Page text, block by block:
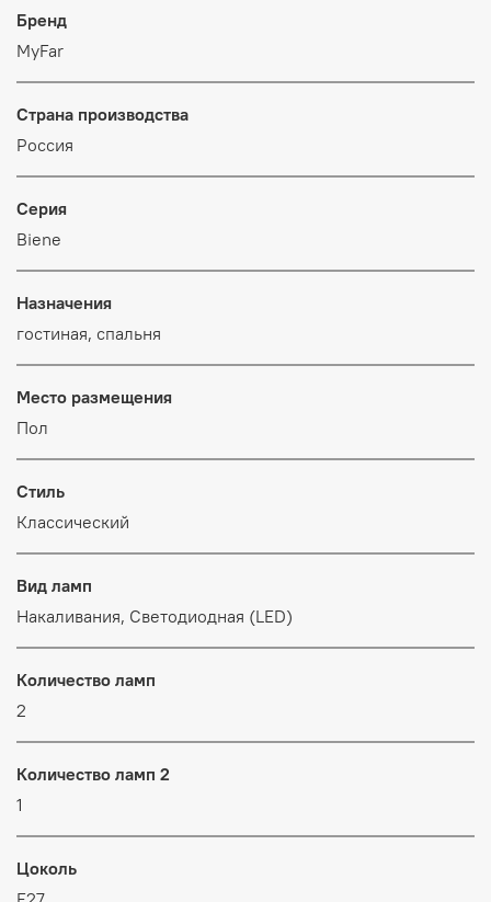
Бренд
MyFar
Страна производства
Россия
Серия
Biene
Назначения
гостиная, спальня
Место размещения
Пол
Стиль
Классический
Вид ламп
Накаливания, Светодиодная (LED)
Количество ламп
2
Количество ламп 2
1
Цоколь